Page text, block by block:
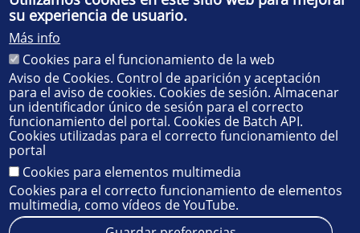
FACULTAD DE FÍSICA
Avda. de la Reina Mercedes, s/n. 41012 Sevilla. Tel.:
55 28 91. Administración:administradorfisica@us.es
Secretaría:jsecfisi@us.es- Decanato:ffisaog@us.es
su experiencia de usuario.
Más info
Cookies para el funcionamiento de la web
Aviso de Cookies. Control de aparición y aceptación
para el aviso de cookies. Cookies de sesión. Almacenar
un identificador único de sesión para el correcto
funcionamiento del portal. Cookies de Batch API.
Cookies utilizadas para el correcto funcionamiento del
portal
Cookies para elementos multimedia
Cookies para el correcto funcionamiento de elementos
multimedia, como vídeos de YouTube.